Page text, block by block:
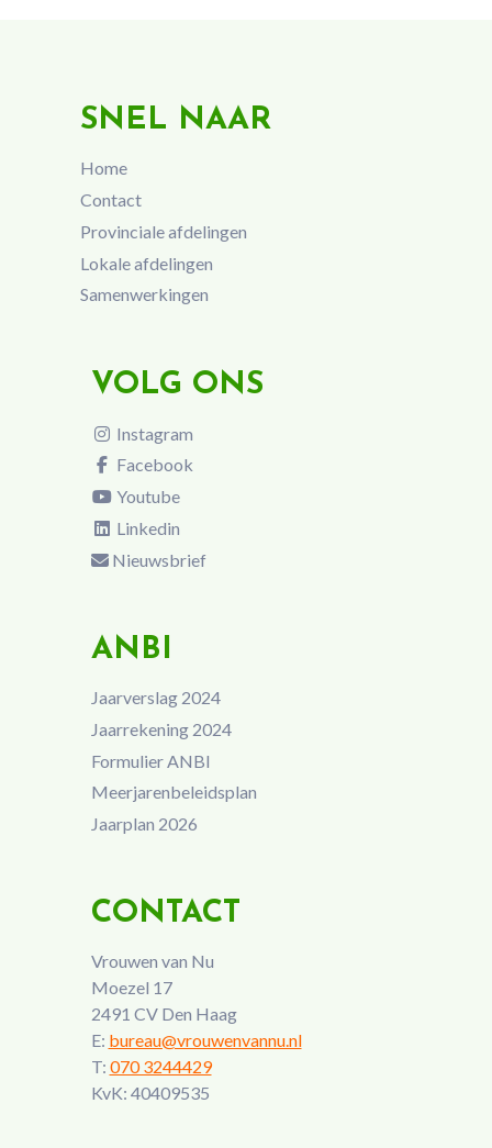
SNEL NAAR
Home
Contact
Provinciale afdelingen
Lokale afdelingen
Samenwerkingen
VOLG ONS
Instagram
Facebook
Youtube
Linkedin
Nieuwsbrief
ANBI
Jaarverslag 2024
Jaarrekening 2024
Formulier ANBI
Meerjarenbeleidsplan
Jaarplan 2026
CONTACT
Vrouwen van Nu
Moezel 17
2491 CV Den Haag
E: bureau@vrouwenvannu.nl
T: 070 3244429
KvK: 40409535